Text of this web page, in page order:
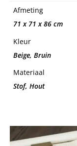
Afmeting
71 x 71 x 86 cm
Kleur
Beige, Bruin
Materiaal
Stof, Hout